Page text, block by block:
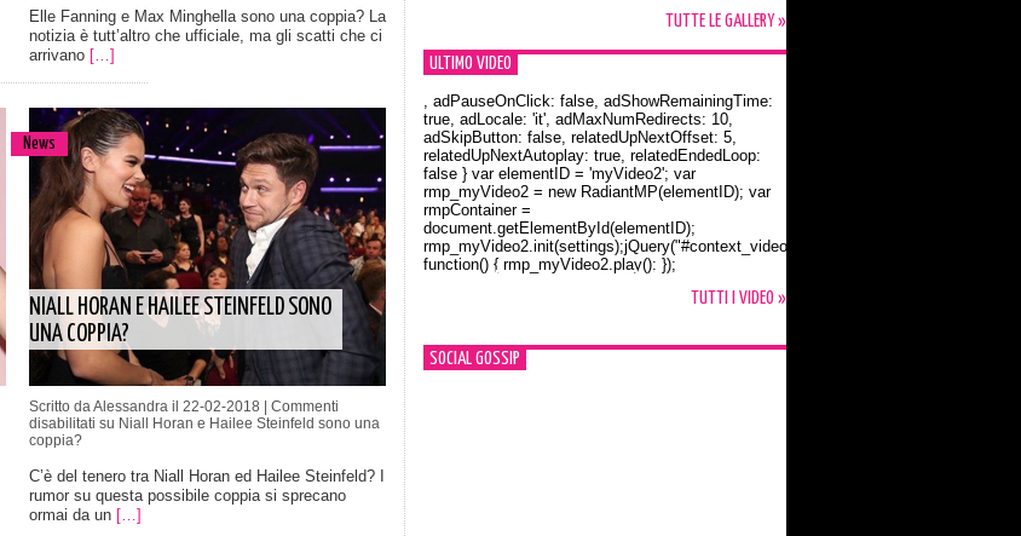
Elle Fanning e Max Minghella sono una coppia? La
notizia è tutt’altro che ufficiale, ma gli scatti che ci
arrivano […]
News
NIALL HORAN E HAILEE STEINFELD SONO
UNA COPPIA?
Scritto da Alessandra il 22-02-2018 | Commenti
disabilitati su Niall Horan e Hailee Steinfeld sono una
coppia?
C’è del tenero tra Niall Horan ed Hailee Steinfeld? I
rumor su questa possibile coppia si sprecano
ormai da un […]
TUTTE LE GALLERY »
ULTIMO VIDEO
Orlando Bloom e la t-shirt dedicata a Flynn
, adPauseOnClick: false, adShowRemainingTime:
true, adLocale: 'it', adMaxNumRedirects: 10,
adSkipButton: false, relatedUpNextOffset: 5,
relatedUpNextAutoplay: true, relatedEndedLoop:
false } var elementID = 'myVideo2'; var
rmp_myVideo2 = new RadiantMP(elementID); var
rmpContainer =
document.getElementById(elementID);
rmp_myVideo2.init(settings);jQuery("#context_video2").one("mouseover",
function() { rmp_myVideo2.play(); });
TUTTI I VIDEO »
SOCIAL GOSSIP